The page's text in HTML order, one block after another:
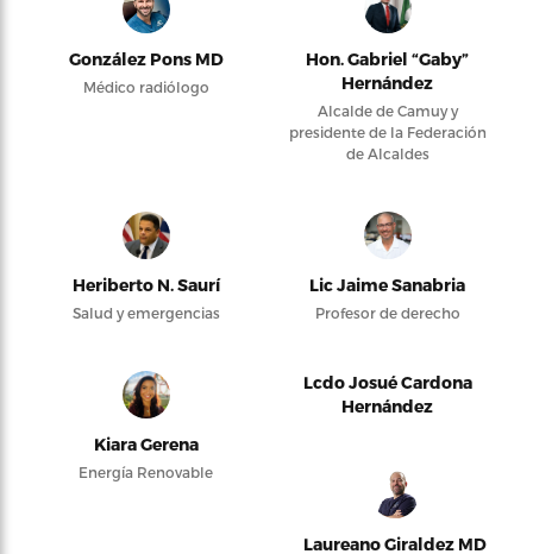
González Pons MD
Médico radiólogo
Hon. Gabriel “Gaby”
Hernández
Alcalde de Camuy y
presidente de la Federación
de Alcaldes
Heriberto N. Saurí
Salud y emergencias
Lic Jaime Sanabria
Profesor de derecho
Kiara Gerena
Energía Renovable
Lcdo Josué Cardona
Hernández
Laureano Giraldez MD